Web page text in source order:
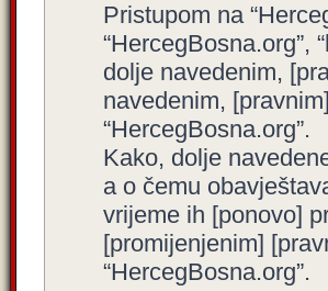
Pristupom na
“HercegBosna.org”,
dolje navedenim,
navedenim,
“HercegBosna.org”.
Kako, dolje
a o čemu
vrijeme ih [ponovo]
[promijenjenim]
“HercegBosna.org”.